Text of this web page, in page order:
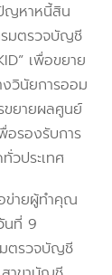
ญหาหนี้สิน
รมตรวจบัญชี
เพื่อขยาย
วินัยการออม
ขยายผลศูนย์
รองรับการ
วประเทศ
อข่ายผู้ทำคุณ
นที่ 9
ตรวจบัญชี